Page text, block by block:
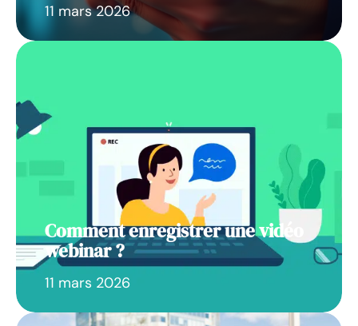
11 mars 2026
Comment enregistrer une vidéo
webinar ?
11 mars 2026